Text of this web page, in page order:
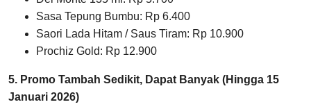
Sasa Tepung Bumbu: Rp 6.400
Saori Lada Hitam / Saus Tiram: Rp 10.900
Prochiz Gold: Rp 12.900
5. Promo Tambah Sedikit, Dapat Banyak (Hingga 15
Januari 2026)